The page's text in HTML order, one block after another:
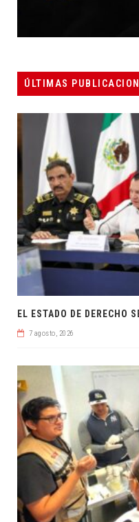
ÚLTIMAS
EL ESTADO DE DERECHO
7 agosto, 2026